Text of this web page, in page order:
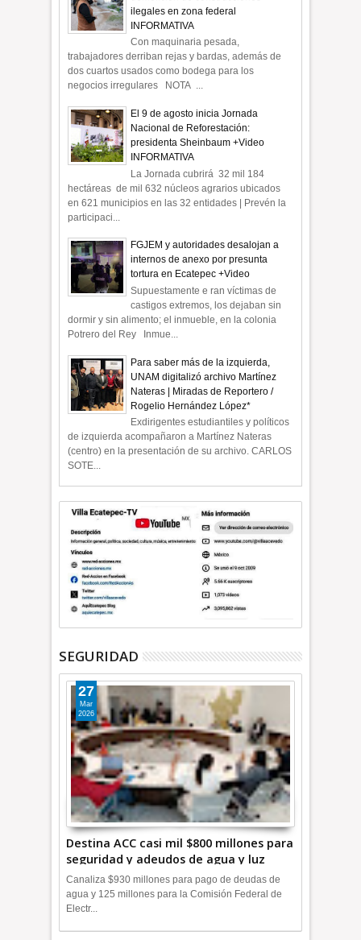
ilegales en zona federal
INFORMATIVA
Con maquinaria pesada,
trabajadores derriban rejas y bardas, además de
dos cuartos usados como bodega para los
negocios irregulares NOTA ...
El 9 de agosto inicia Jornada
Nacional de Reforestación:
presidenta Sheinbaum +Video
INFORMATIVA
La Jornada cubrirá 32 mil 184
hectáreas de mil 632 núcleos agrarios ubicados
en 621 municipios en las 32 entidades | Prevén la
participaci...
FGJEM y autoridades desalojan a
internos de anexo por presunta
tortura en Ecatepec +Video
Supuestamente e ran víctimas de
castigos extremos, los dejaban sin
dormir y sin alimento; el inmueble, en la colonia
Potrero del Rey Inmue...
Para saber más de la izquierda,
UNAM digitalizó archivo Martínez
Nateras | Miradas de Reportero /
Rogelio Hernández López*
Exdirigentes estudiantiles y políticos
de izquierda acompañaron a Martínez Nateras
(centro) en la presentación de su archivo. CARLOS
SOTE...
SEGURIDAD
Destina ACC casi mil $800 millones para
seguridad y adeudos de agua y luz
+Video
27
Mar
2026
Canaliza $930 millones para pago de deudas de
agua y 125 millones para la Comisión Federal de
Electr...